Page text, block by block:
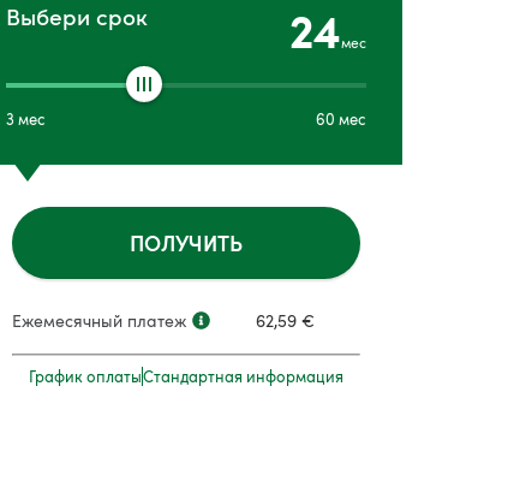
Выбери срок 24мес
3 мес 60 мес
ПОЛУЧИТЬ
Ежемесячный платеж 62,59 €
График оплатыСтандартная информация